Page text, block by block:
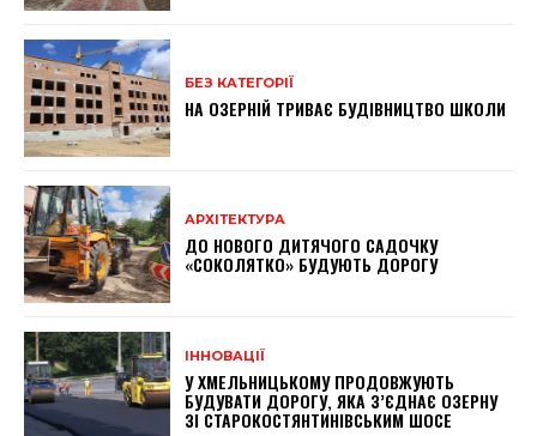
БЕЗ КАТЕГОРІЇ
НА ОЗЕРНІЙ ТРИВАЄ БУДІВНИЦТВО ШКОЛИ
АРХІТЕКТУРА
ДО НОВОГО ДИТЯЧОГО САДОЧКУ
«СОКОЛЯТКО» БУДУЮТЬ ДОРОГУ
ІННОВАЦІЇ
У ХМЕЛЬНИЦЬКОМУ ПРОДОВЖУЮТЬ
БУДУВАТИ ДОРОГУ, ЯКА З’ЄДНАЄ ОЗЕРНУ
ЗІ СТАРОКОСТЯНТИНІВСЬКИМ ШОСЕ